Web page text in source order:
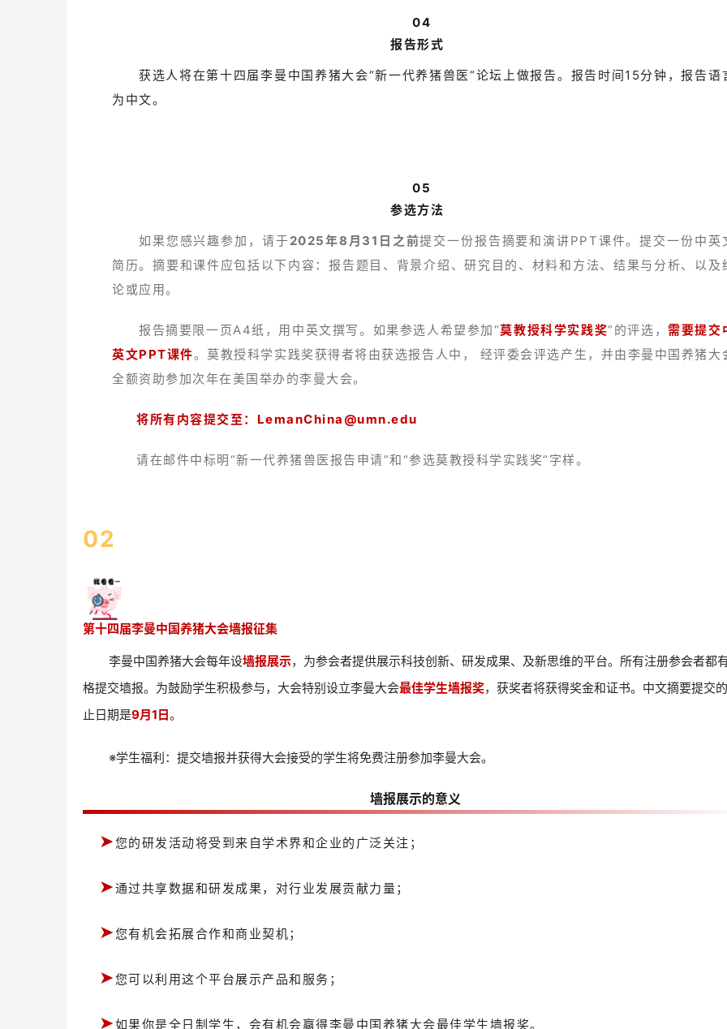
04
报告形式
获选人将在第十四届李曼中国养猪大会“新一代养猪兽医“论坛上做报告。报告时间15分钟，报告语
为中文。
05
参选方法
如果您感兴趣参加，请于2025年8月31日 之前提交一份报告摘要和演讲PPT课件。提交一份中英
简历。摘要和课件应包括以下内容：报告题目、背景介绍、研究目的、材料和方法、结果与分析、以及
论或应用。
报告摘要限一页A4纸，用中英文撰写。如果参选人希望参加“莫教授科学实践奖”的评选，需要提交
英文PPT课件。莫教授科学实践奖获得者将由获选报告人中， 经评委会评选产生，并由李曼中国养猪大
全额资助参加次年在美国举办的李曼大会。
将所有内容提交至：LemanChina@umn.edu
请在邮件中标明“新一代养猪兽医报告申请”和“参选莫教授科学实践奖”字样。
02
第十四届李曼中国养猪大会墙报征集
李曼中国养猪大会每年设墙报展示，为参会者提供展示科技创新、研发成果、及新思维的平台。所有注册参会者都
格提交墙报。为鼓励学生积极参与，大会特别设立李曼大会最佳学生墙报奖，获奖者将获得奖金和证书。中文摘要提交
止日期是9月1日。
※学生福利：提交墙报并获得大会接受的学生将免费注册参加李曼大会。
墙报展示的意义
➤您的研发活动将受到来自学术界和企业的广泛关注；
➤通过共享数据和研发成果，对行业发展贡献力量；
➤您有机会拓展合作和商业契机；
➤您可以利用这个平台展示产品和服务；
➤如果你是全日制学生，会有机会赢得李曼中国养猪大会最佳学生墙报奖。